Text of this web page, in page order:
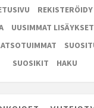
REKISTERÖIDY
UUSIMMAT LISÄYKSET
SUOSIKIT
HAKU